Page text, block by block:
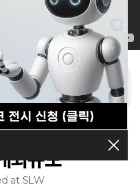
전시 신청
최규모
at SLW